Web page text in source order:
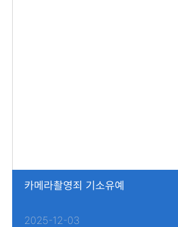
카메라촬영죄 기소유예
2025-12-03